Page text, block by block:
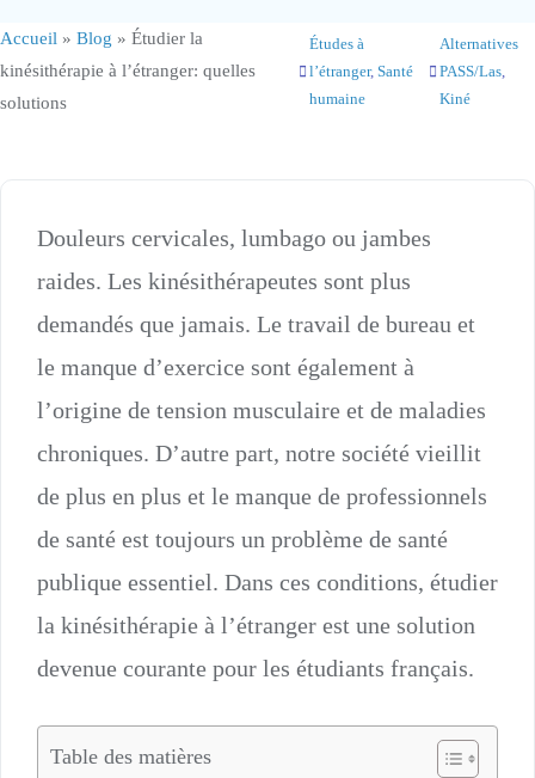
Accueil » Blog » Étudier la
kinésithérapie à l’étranger: quelles
solutions
Études à
l’étranger, Santé
humaine
Alternatives
PASS/Las
Kiné
Douleurs cervicales, lumbago ou jambes
raides. Les kinésithérapeutes sont plus
demandés que jamais. Le travail de bureau et
le manque d’exercice sont également à
l’origine de tension musculaire et de maladies
chroniques. D’autre part, notre société vieillit
de plus en plus et le manque de professionnels
de santé est toujours un problème de santé
publique essentiel. Dans ces conditions, étudier
la kinésithérapie à l’étranger est une solution
devenue courante pour les étudiants français.
Table des matières